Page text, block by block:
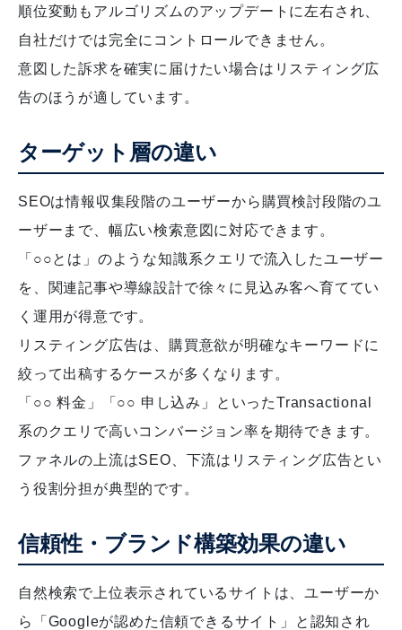
順位変動もアルゴリズムのアップデートに左右され、
自社だけでは完全にコントロールできません。
意図した訴求を確実に届けたい場合はリスティング広
告のほうが適しています。
ターゲット層の違い
SEOは情報収集段階のユーザーから購買検討段階のユ
ーザーまで、幅広い検索意図に対応できます。
「○○とは」のような知識系クエリで流入したユーザー
を、関連記事や導線設計で徐々に見込み客へ育ててい
く運用が得意です。
リスティング広告は、購買意欲が明確なキーワードに
絞って出稿するケースが多くなります。
「○○ 料金」「○○ 申し込み」といったTransactional
系のクエリで高いコンバージョン率を期待できます。
ファネルの上流はSEO、下流はリスティング広告とい
う役割分担が典型的です。
信頼性・ブランド構築効果の違い
自然検索で上位表示されているサイトは、ユーザーか
ら「Googleが認めた信頼できるサイト」と認知され